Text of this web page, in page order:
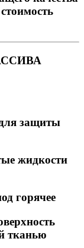
защиты
жидкости
горячее
тканью